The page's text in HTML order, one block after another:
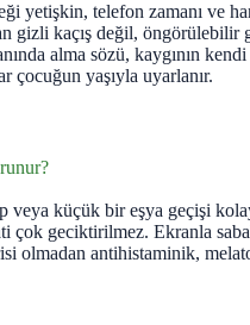
yetişkin, telefon zamanı ve
gizli kaçış değil, öngörülebilir
alma sözü, kaygının
çocuğun yaşıyla uyarlanır.
veya küçük bir eşya geçişi
çok geciktirilmez. Ekranla
olmadan antihistaminik,